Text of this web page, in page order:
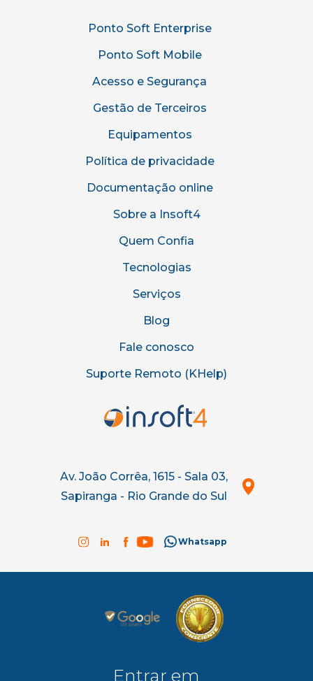
Ponto Soft Enterprise
Ponto Soft Mobile
Acesso e Segurança
Gestão de Terceiros
Equipamentos
Política de privacidade
Documentação online
Sobre a Insoft4
Quem Confia
Tecnologias
Serviços
Blog
Fale conosco
Suporte Remoto (KHelp)
Av. João Corrêa, 1615 - Sala 03,
Sapiranga - Rio Grande do Sul
Whatsapp
Entrar em